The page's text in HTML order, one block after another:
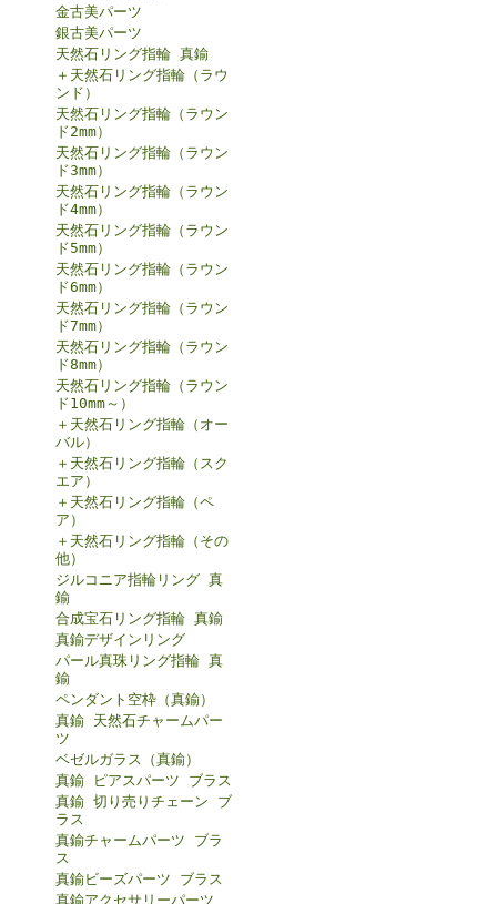
金古美パーツ
銀古美パーツ
天然石リング指輪 真鍮
＋天然石リング指輪（ラウ
ンド）
天然石リング指輪（ラウン
ド2mm）
天然石リング指輪（ラウン
ド3mm）
天然石リング指輪（ラウン
ド4mm）
天然石リング指輪（ラウン
ド5mm）
天然石リング指輪（ラウン
ド6mm）
天然石リング指輪（ラウン
ド7mm）
天然石リング指輪（ラウン
ド8mm）
天然石リング指輪（ラウン
ド10mm～）
＋天然石リング指輪（オー
バル）
＋天然石リング指輪（スク
エア）
＋天然石リング指輪（ペ
ア）
＋天然石リング指輪（その
他）
ジルコニア指輪リング 真
鍮
合成宝石リング指輪 真鍮
真鍮デザインリング
パール真珠リング指輪 真
鍮
ペンダント空枠（真鍮）
真鍮 天然石チャームパー
ツ
ベゼルガラス（真鍮）
真鍮 ピアスパーツ ブラス
真鍮 切り売りチェーン ブ
ラス
真鍮チャームパーツ ブラ
ス
真鍮ビーズパーツ ブラス
真鍮アクセサリーパーツ